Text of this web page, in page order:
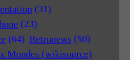
(31)
(23)
(64) Retronews (50)
Mondes (wikisource)